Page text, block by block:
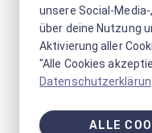
unsere Social-
über deine Nutzung
Aktivierung aller
"Alle Cookies
ALLE